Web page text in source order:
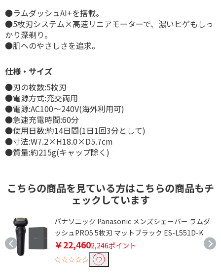
●ラムダッシュAI+を搭載。
●5枚刃システム×高速リニアモーターで、濃いヒゲもしっ
かり深剃り。
●肌へのやさしさを追求。
仕様・サイズ
●刃の枚数:5枚刃
●電源方式:充交両用
●電源:AC100～240V(海外利用可)
●急速充電時間:60分
●使用日数:約14日間(1日1回3分として)
●寸法:W7.2×H18.0×D5.7cm
●質量:約215g(キャップ除く)
こちらの商品を見ている方はこちらの商品もチ
ェックしています
パナソニック Panasonic メンズシェーバー ラムダ
ッシュPRO5 5枚刃 マットブラック ES-L551D-K
￥22,4602,246ポイント
☆☆☆☆☆